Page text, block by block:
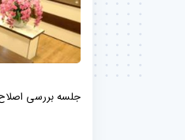
جلسه بررسی اصلاح